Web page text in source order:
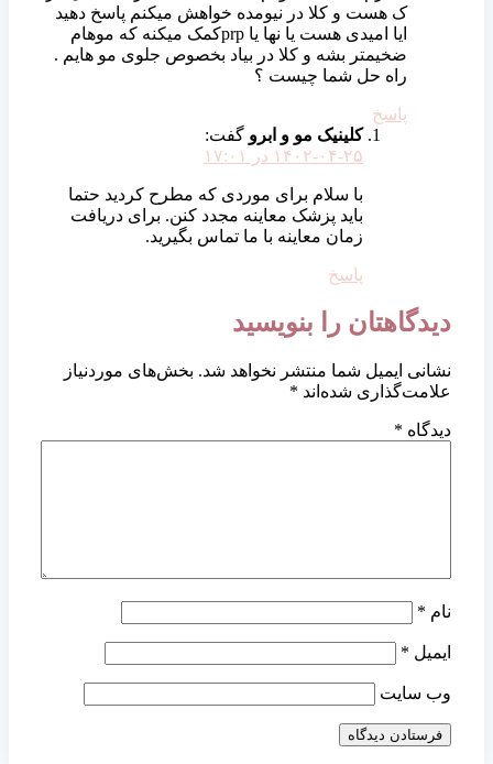
ک هست و کلا در نیومده خواهش میکنم پاسخ دهید
ایا امیدی هست یا نها یا prpکمک میکنه که موهام
ضخیمتر بشه و کلا در بیاد بخصوص جلوی مو هایم .
راه حل شما چیست ؟
پاسخ
کلینیک مو و ابرو گفت:
۱۴۰۲-۰۴-۲۵ در ۱۷:۰۱
با سلام برای موردی که مطرح کردید حتما
باید پزشک معاینه مجدد کنن. برای دریافت
زمان معاینه با ما تماس بگیرید.
پاسخ
دیدگاهتان را بنویسید
نشانی ایمیل شما منتشر نخواهد شد. بخش‌های موردنیاز
علامت‌گذاری شده‌اند *
دیدگاه *
نام *
ایمیل *
وب‌ سایت